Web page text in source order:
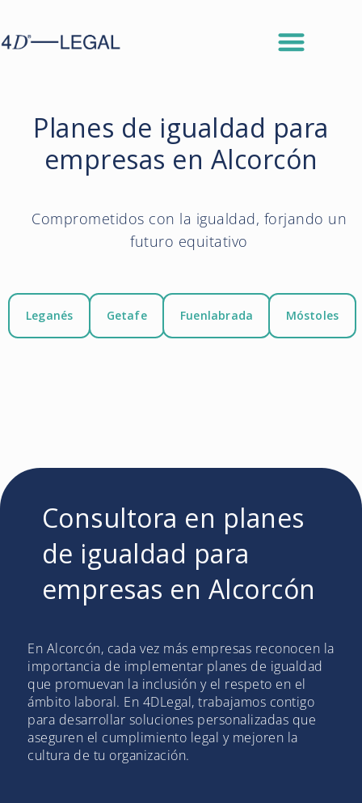
Planes de igualdad para
empresas en Alcorcón
Comprometidos con la igualdad, forjando un
futuro equitativo
Leganés Getafe Fuenlabrada Móstoles
Consultora en planes
de igualdad para
empresas en Alcorcón
En Alcorcón, cada vez más empresas reconocen la
importancia de implementar planes de igualdad
que promuevan la inclusión y el respeto en el
ámbito laboral. En 4DLegal, trabajamos contigo
para desarrollar soluciones personalizadas que
aseguren el cumplimiento legal y mejoren la
cultura de tu organización.